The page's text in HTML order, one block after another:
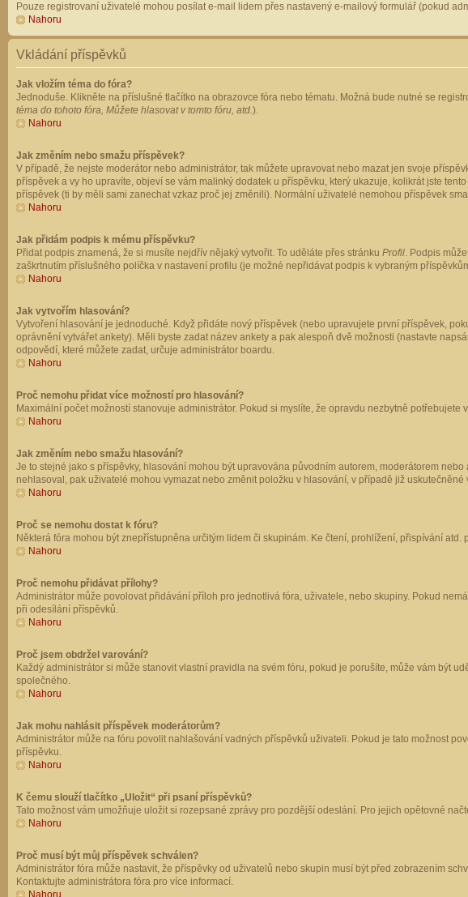
Pouze registrovaní uživatelé mohou posílat e-mail lidem přes nastavený e-mailový formulář (pokud
Nahoru
Vkládání příspěvků
Jak vložím téma do fóra?
Jednoduše. Klikněte na příslušné tlačítko na obrazovce fóra nebo tématu. Možná bude nutné se
téma do tohoto fóra, Můžete hlasovat v tomto fóru, atd.).
Nahoru
Jak změním nebo smažu příspěvek?
V případě, že nejste moderátor nebo administrátor, tak můžete upravovat nebo mazat jen svoje
příspěvek a vy ho upravíte, objeví se vám malinký dodatek u příspěvku, který ukazuje, kolikrát jste
příspěvek (ti by měli sami zanechat vzkaz proč jej změnili). Normální uživatelé nemohou příspěvek
Nahoru
Jak přidám podpis k mému příspěvku?
Přidat podpis znamená, že si musíte nejdřív nějaký vytvořit. To uděláte přes stránku Profil. Podpis
zaškrtnutím příslušného políčka v nastavení profilu (je možné nepřidávat podpis k vybraným
Nahoru
Jak vytvořím hlasování?
Vytvoření hlasování je jednoduché. Když přidáte nový příspěvek (nebo upravujete první příspěvek,
oprávnění vytvářet ankety). Měli byste zadat název ankety a pak alespoň dvě možnosti (nastavte
odpovědí, které můžete zadat, určuje administrátor boardu.
Nahoru
Proč nemohu přidat více možností pro hlasování?
Maximální počet možností stanovuje administrátor. Pokud si myslíte, že opravdu nezbytně
Nahoru
Jak změním nebo smažu hlasování?
Je to stejné jako s příspěvky, hlasování mohou být upravována původním autorem, moderátorem
nehlasoval, pak uživatelé mohou vymazat nebo změnit položku v hlasování, v případě již
Nahoru
Proč se nemohu dostat k fóru?
Některá fóra mohou být znepřístupněna určitým lidem či skupinám. Ke čtení, prohlížení, přispívání
Nahoru
Proč nemohu přidávat přílohy?
Administrátor může povolovat přidávání příloh pro jednotlivá fóra, uživatele, nebo skupiny. Pokud
při odesílání příspěvků.
Nahoru
Proč jsem obdržel varování?
Každý administrátor si může stanovit vlastní pravidla na svém fóru, pokud je porušíte, může vám být
společného.
Nahoru
Jak mohu nahlásit příspěvek moderátorům?
Administrátor může na fóru povolit nahlašování vadných příspěvků uživateli. Pokud je tato možnost
příspěvku.
Nahoru
K čemu slouží tlačítko „Uložit“ při psaní příspěvků?
Tato možnost vám umožňuje uložit si rozepsané zprávy pro pozdější odeslání. Pro jejich opětovné
Nahoru
Proč musí být můj příspěvek schválen?
Administrátor fóra může nastavit, že příspěvky od uživatelů nebo skupin musí být před zobrazením
Kontaktujte administrátora fóra pro více informací.
Nahoru